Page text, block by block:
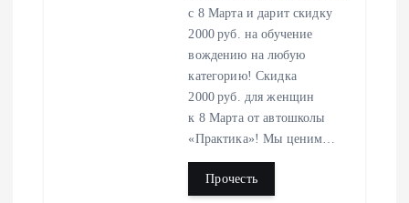
с 8 Марта и дарит скидку
2000 руб. на обучение
вождению на любую
категорию! Скидка
2000 руб. для женщин
к 8 Марта от автошколы
«Практика»! Мы ценим…
Прочесть